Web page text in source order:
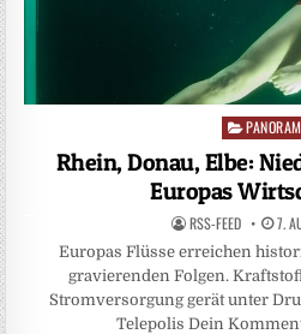
Posted
in
Rhein, Donau, Elbe:
Europas
RSS-FEED 7.
Europas Flüsse erreichen
gravierenden Folgen.
Stromversorgung gerät unter
Telepolis Dein